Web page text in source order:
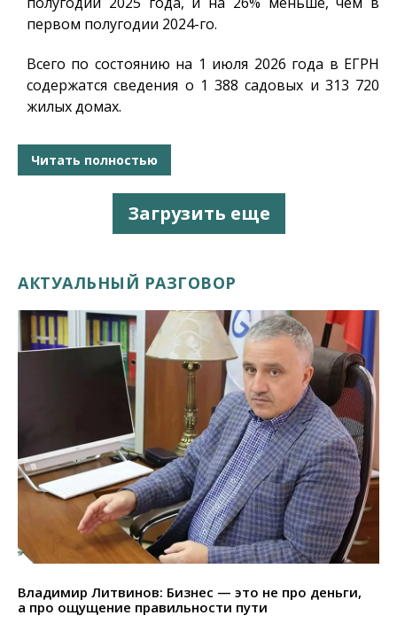
первом полугодии 2024-го.
Всего по состоянию на 1 июля 2026 года в ЕГРН
содержатся сведения о 1 388 садовых и 313 720
жилых домах.
Читать полностью
Загрузить еще
АКТУАЛЬНЫЙ РАЗГОВОР
Владимир Литвинов: Бизнес — это не про деньги,
а про ощущение правильности пути